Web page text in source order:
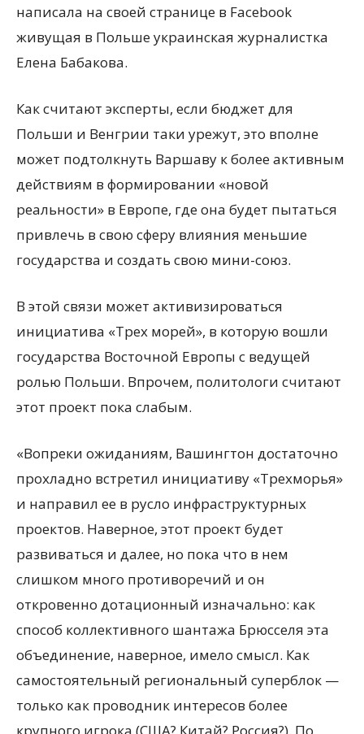
написала на своей странице в Facebook
живущая в Польше украинская журналистка
Елена Бабакова.
Как считают эксперты, если бюджет для
Польши и Венгрии таки урежут, это вполне
может подтолкнуть Варшаву к более активным
действиям в формировании «новой
реальности» в Европе, где она будет пытаться
привлечь в свою сферу влияния меньшие
государства и создать свою мини-союз.
В этой связи может активизироваться
инициатива «Трех морей», в которую вошли
государства Восточной Европы с ведущей
ролью Польши. Впрочем, политологи считают
этот проект пока слабым.
«Вопреки ожиданиям, Вашингтон достаточно
прохладно встретил инициативу «Трехморья»
и направил ее в русло инфраструктурных
проектов. Наверное, этот проект будет
развиваться и далее, но пока что в нем
слишком много противоречий и он
откровенно дотационный изначально: как
способ коллективного шантажа Брюсселя эта
объединение, наверное, имело смысл. Как
самостоятельный региональный суперблок —
только как проводник интересов более